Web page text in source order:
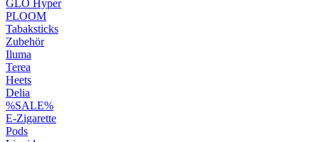
GLO Hyper
PLOOM
Tabaksticks
Zubehör
Iluma
Terea
Heets
Delia
%SALE%
E-Zigarette
Pods